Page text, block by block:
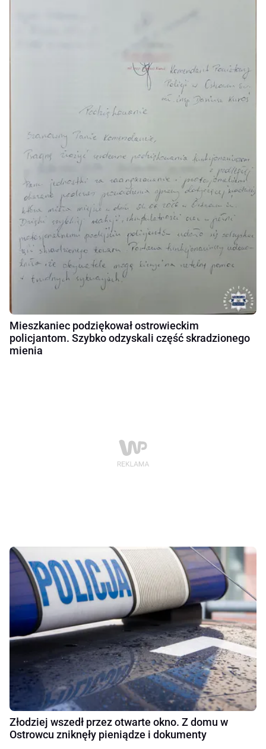
Mieszkaniec podziękował ostrowieckim
policjantom. Szybko odzyskali część skradzionego
mienia
Złodziej wszedł przez otwarte okno. Z domu w
Ostrowcu zniknęły pieniądze i dokumenty